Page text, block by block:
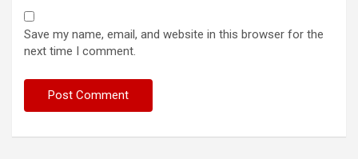
Save my name, email, and website in this browser for the
next time I comment.